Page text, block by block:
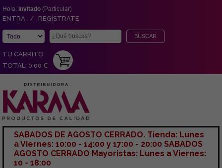
Hola, Invitado (Particular)
ENTRA / REGÍSTRATE
TU CARRITO
TOTAL: 0,00 €
SABADOS DE AGOSTO CERRADO. Tienda: Lunes
a Viernes: 10:00 - 14:00 y 17:00 - 20:00 SABADOS
AGOSTO CERRADO Mayoristas: Lunes a Viernes:
10 - 18:00